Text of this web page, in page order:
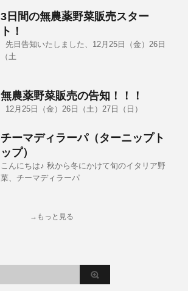
3日間の無農薬野菜販売スター
ト！
先日告知いたしました、12月25日（金）26日
（土
無農薬野菜販売の告知！！！
12月25日（金）26日（土）27日（日）
チーマディラーパ（ターニップト
ップ）
こんにちは♪ 秋から冬にかけて旬のイタリア野
菜、チーマディラーパ
→もっと見る